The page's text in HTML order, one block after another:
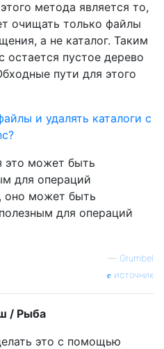
метода является то,
очищать только файлы
а не каталог. Таким
остается пустое дерево
пути для этого
и удалять каталоги с
это может быть
для операций
оно может быть
для операций
— Grumbel
источник
/ Рыба
это с помощью